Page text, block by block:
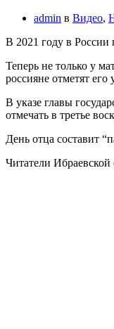
admin в Видео,
В 2021 году в России
Теперь не только у
россияне отметят его
В указе главы
отмечать в третье
День отца составит
Читатели